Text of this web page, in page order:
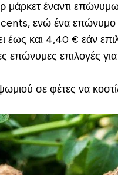
έναντι
ενώ ένα
έως και 4,40 € εάν
επιλογές
σε φέτες να